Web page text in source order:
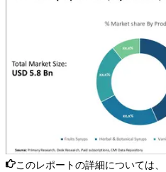
このレポートの詳細については、